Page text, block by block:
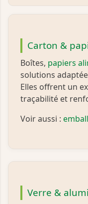
Carton &
Boîtes, papiers
solutions
Elles offrent un
traçabilité et
Voir aussi :
Verre &